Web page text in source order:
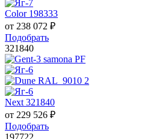
Color 198333
от 238 072 ₽
Подобрать
321840
Next 321840
от 229 526 ₽
Подобрать